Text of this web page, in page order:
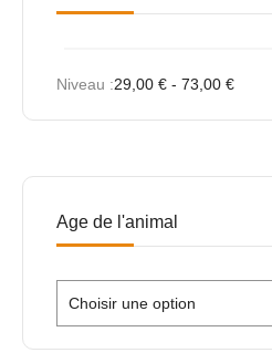
Niveau :29,00 € - 73,00 €
Age de l'animal
Choisir une option